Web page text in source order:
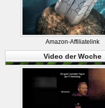
Amazon-Affiliatelink
Video der Woche